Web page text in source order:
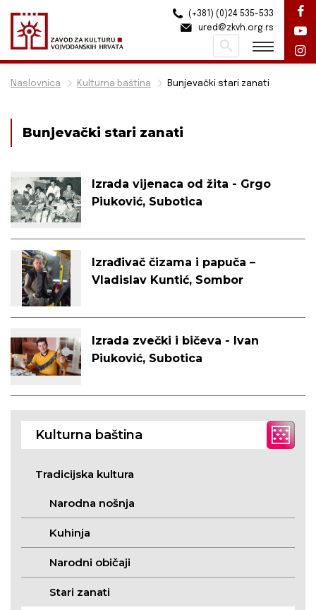
Naslovnica Kulturna baština Bunjevački stari zanati
Bunjevački stari zanati
Izrada vijenaca od žita - Grgo
Piuković, Subotica
Izrađivač čizama i papuča –
Vladislav Kuntić, Sombor
Izrada zvečki i bičeva - Ivan
Piuković, Subotica
Kulturna baština
Tradicijska kultura
Narodna nošnja
Kuhinja
Narodni običaji
Stari zanati
(+381) (0)24 535-533
ured@zkvh.org.rs
Pretraži